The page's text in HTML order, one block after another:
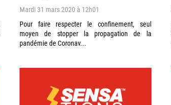
Mardi 31 mars 2020 à 12h01
Pour faire respecter le confinement, seul
moyen de stopper la propagation de la
pandémie de Coronav...